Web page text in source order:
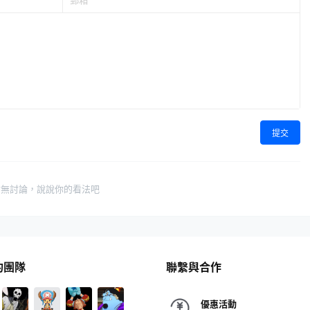
提交
討論，說說你的看法吧
團隊 聯繫與合作
優惠活動